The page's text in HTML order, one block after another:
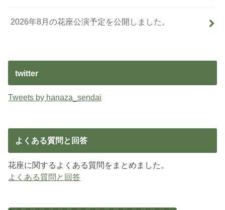
2026年8月の花座公演予定を公開しました。
twitter
Tweets by hanaza_sendai
よくある質問と回答
花座に関するよくある質問をまとめました。
よくある質問と回答